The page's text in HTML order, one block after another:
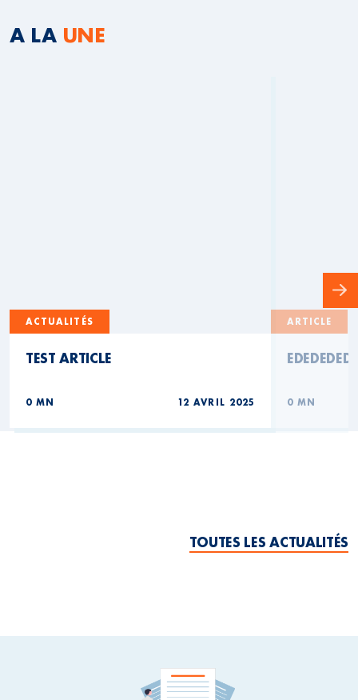
A LA UNE
ACTUALITÉS
TEST ARTICLE
0 MN 12 AVRIL 2025
ARTICLE
EDEDEDED
0 MN
TOUTES LES ACTUALITÉS